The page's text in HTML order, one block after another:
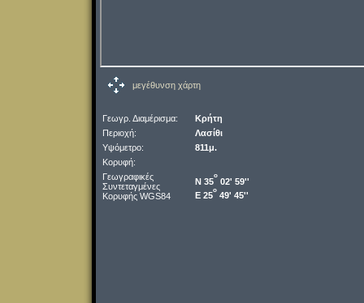
μεγέθυνση χάρτη
Γεωγρ. Διαμέρισμα:
Κρήτη
Περιοχή:
Λασίθι
Υψόμετρο:
811μ.
Κορυφή:
Γεωγραφικές
Συντεταγμένες
Κορυφής WGS84
Ν 35
o
02' 59''
Ε 25
o
49' 45''